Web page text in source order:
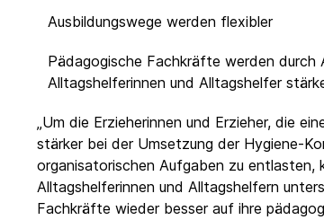
Ausbildungswege werden flexibler
Pädagogische Fachkräfte werden durch
Alltagshelferinnen und Alltagshelfer
„Um die Erzieherinnen und Erzieher, die
stärker bei der Umsetzung der Hygiene-
organisatorischen Aufgaben zu entlasten,
Alltagshelferinnen und Alltagshelfern
Fachkräfte wieder besser auf ihre